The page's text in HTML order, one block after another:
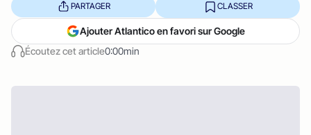
Écoutez cet article0:00min
PARTAGER CLASSER
Ajouter Atlantico en favori sur Google